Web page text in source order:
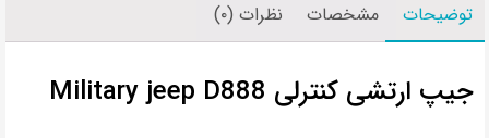
توضیحات مشخصات نظرات (۰)
جیپ ارتشی کنترلی Military jeep D888